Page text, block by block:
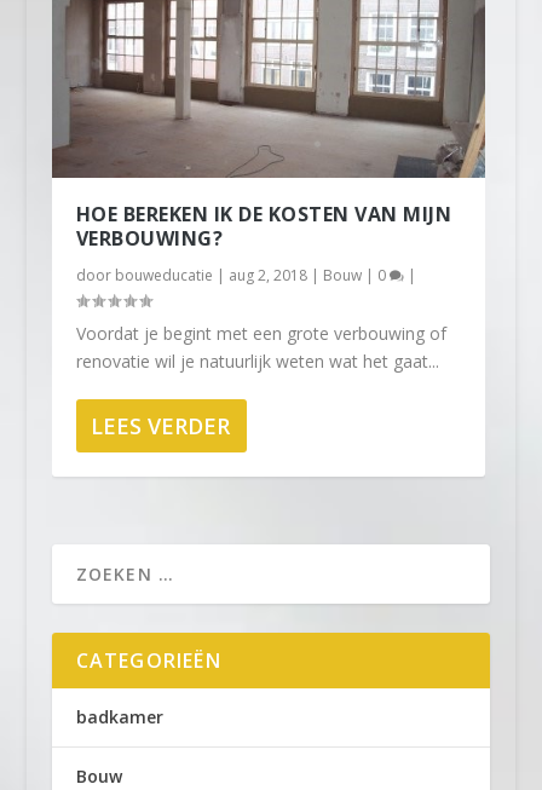
HOE BEREKEN IK DE KOSTEN VAN MIJN
VERBOUWING?
door bouweducatie | aug 2, 2018| Bouw| 0 |
Voordat je begint met een grote verbouwing of
renovatie wil je natuurlijk weten wat het gaat...
LEES VERDER
CATEGORIEËN
badkamer
Bouw